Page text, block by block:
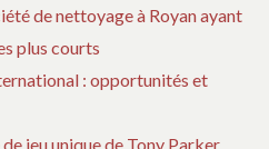
de nettoyage à Royan ayant
plus courts
: opportunités et
jeu unique de Tony Parker